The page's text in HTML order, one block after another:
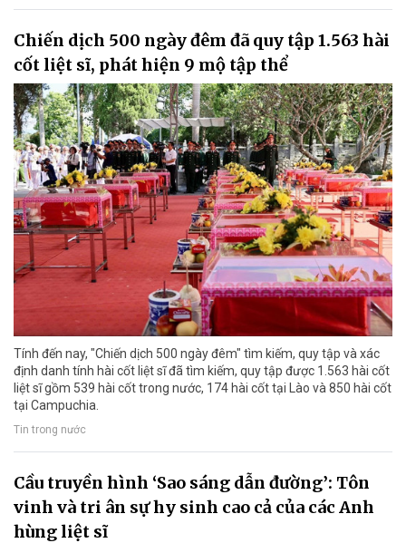
Chiến dịch 500 ngày đêm đã quy tập 1.563 hài
cốt liệt sĩ, phát hiện 9 mộ tập thể
Tính đến nay, "Chiến dịch 500 ngày đêm" tìm kiếm, quy tập và xác
định danh tính hài cốt liệt sĩ đã tìm kiếm, quy tập được 1.563 hài cốt
liệt sĩ gồm 539 hài cốt trong nước, 174 hài cốt tại Lào và 850 hài cốt
tại Campuchia.
Tin trong nước
Cầu truyền hình ‘Sao sáng dẫn đường’: Tôn
vinh và tri ân sự hy sinh cao cả của các Anh
hùng liệt sĩ